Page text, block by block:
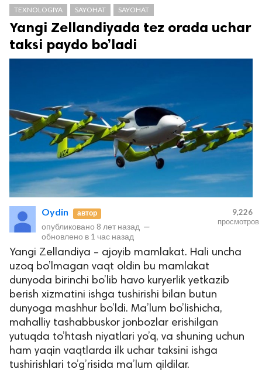
TEXNOLOGIYA SAYOHAT SAYOHAT
Yangi Zellandiyada tez orada uchar
taksi paydo bo’ladi
Oydin автор
опубликовано 8 лет назад —
обновлено в 1 час назад
9,226
просмотров
Yangi Zellandiya – ajoyib mamlakat. Hali uncha
uzoq bo’lmagan vaqt oldin bu mamlakat
dunyoda birinchi bo’lib havo kuryerlik yetkazib
berish xizmatini ishga tushirishi bilan butun
dunyoga mashhur bo’ldi. Ma’lum bo’lishicha,
mahalliy tashabbuskor jonbozlar erishilgan
yutuqda to’htash niyatlari yo’q, va shuning uchun
ham yaqin vaqtlarda ilk uchar taksini ishga
tushirishlari to’g’risida ma’lum qildilar.